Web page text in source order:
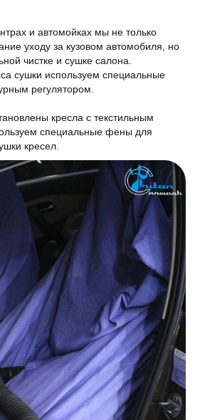
и автомойках мы не только
уходу за кузовом автомобиля, но
чистке и сушке салона.
сушки используем специальные
регулятором.
кресла с текстильным
специальные фены для
кресел.